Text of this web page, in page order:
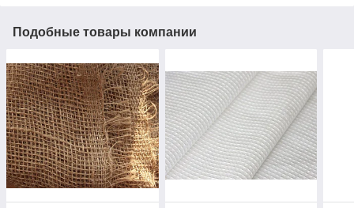
Подобные товары компании